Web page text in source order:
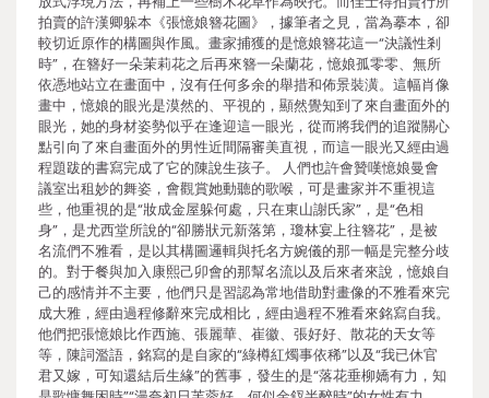
拍賣的許漢卿躲本《張憶娘簪花圖》，據筆者之見，當為摹本，卻
較切近原作的構圖與作風。畫家捕獲的是憶娘簪花這一“決議性剎
時”，在簪好一朵茉莉花之后再來簪一朵蘭花，憶娘孤零零、無所
依憑地站立在畫面中，沒有任何多余的舉措和佈景裝潢。這幅肖像
畫中，憶娘的眼光是漠然的、平視的，顯然覺知到了來自畫面外的
眼光，她的身材姿勢似乎在逢迎這一眼光，從而將我們的追蹤關心
點引向了來自畫面外的男性近間隔審美直視，而這一眼光又經由過
程題跋的書寫完成了它的陳說生孩子。 人們也許會贊嘆憶娘曼會
議室出租妙的舞姿，會觀賞她動聽的歌喉，可是畫家并不重視這
些，他重視的是“妝成金屋躲何處，只在東山謝氏家”，是“色相
身”，是尤西堂所說的“卻勝狀元新落第，瓊林宴上往簪花”，是被
名流們不雅看，是以其構圖邏輯與托名方婉儀的那一幅是完整分歧
的。對于餐與加入康熙己卯會的那幫名流以及后來者來說，憶娘自
己的感情并不主要，他們只是習認為常地借助對畫像的不雅看來完
成大雅，經由過程修辭來完成相比，經由過程不雅看來銘寫自我。
他們把張憶娘比作西施、張麗華、崔徽、張好好、散花的天女等
等，陳詞濫語，銘寫的是自家的“綠樽紅燭事依稀”以及“我已休官
君又嫁，可知還結后生緣”的舊事，發生的是“落花垂柳嬌有力，知